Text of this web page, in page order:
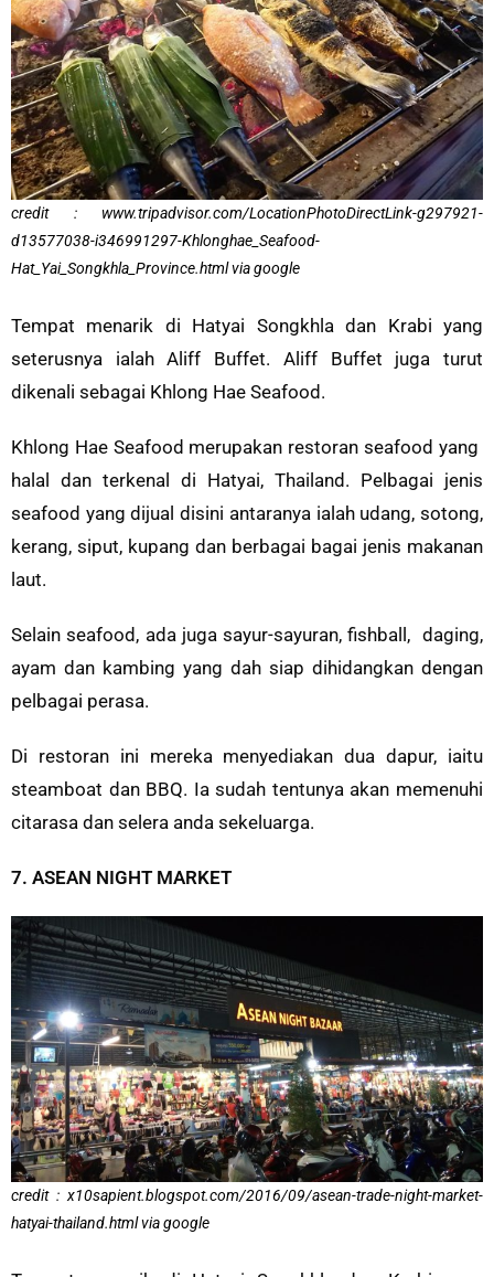
credit : www.tripadvisor.com/LocationPhotoDirectLink-g297921-
d13577038-i346991297-Khlonghae_Seafood-
Hat_Yai_Songkhla_Province.html via google
Tempat menarik di Hatyai Songkhla dan Krabi yang
seterusnya ialah Aliff Buffet. Aliff Buffet juga turut
dikenali sebagai Khlong Hae Seafood.
Khlong Hae Seafood merupakan restoran seafood yang
halal dan terkenal di Hatyai, Thailand. Pelbagai jenis
seafood yang dijual disini antaranya ialah udang, sotong,
kerang, siput, kupang dan berbagai bagai jenis makanan
laut.
Selain seafood, ada juga sayur-sayuran, fishball, daging,
ayam dan kambing yang dah siap dihidangkan dengan
pelbagai perasa.
Di restoran ini mereka menyediakan dua dapur, iaitu
steamboat dan BBQ. Ia sudah tentunya akan memenuhi
citarasa dan selera anda sekeluarga.
7. ASEAN NIGHT MARKET
credit : x10sapient.blogspot.com/2016/09/asean-trade-night-market-
hatyai-thailand.html via google